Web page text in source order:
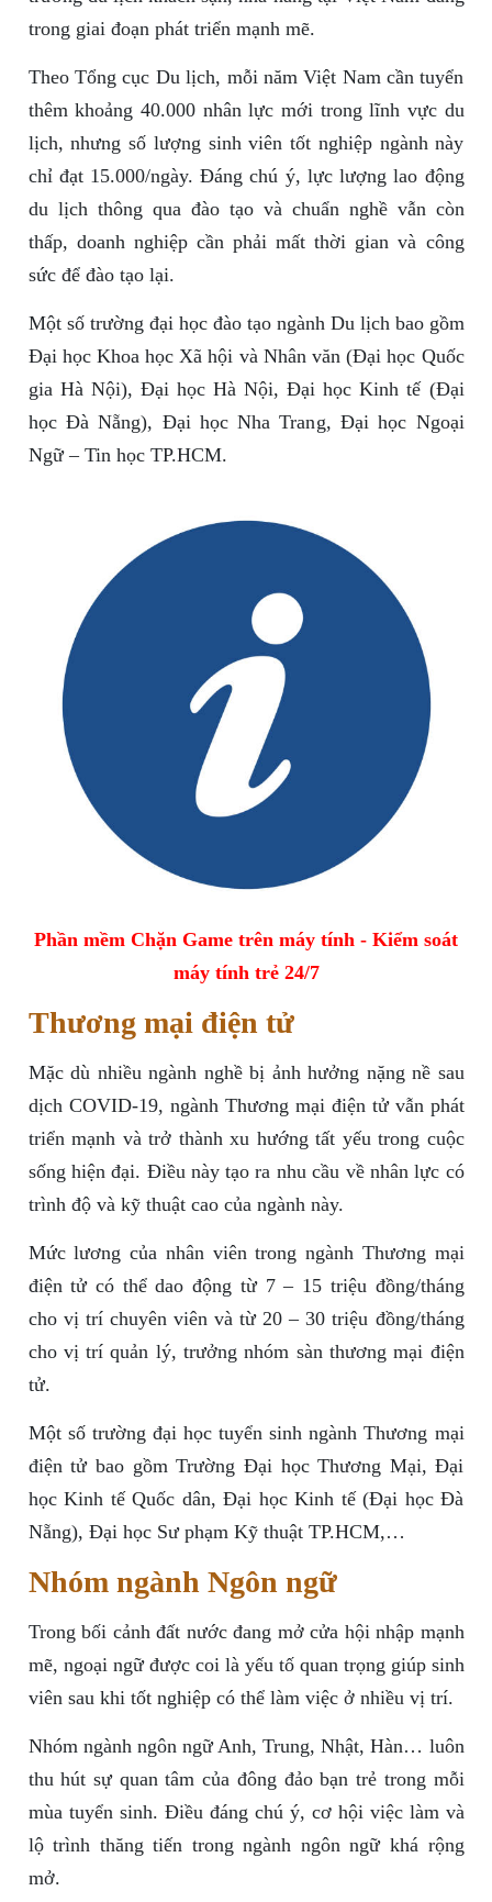
trong giai đoạn phát triển mạnh mẽ.
Theo Tổng cục Du lịch, mỗi năm Việt Nam cần tuyển
thêm khoảng 40.000 nhân lực mới trong lĩnh vực du
lịch, nhưng số lượng sinh viên tốt nghiệp ngành này
chỉ đạt 15.000/ngày. Đáng chú ý, lực lượng lao động
du lịch thông qua đào tạo và chuẩn nghề vẫn còn
thấp, doanh nghiệp cần phải mất thời gian và công
sức để đào tạo lại.
Một số trường đại học đào tạo ngành Du lịch bao gồm
Đại học Khoa học Xã hội và Nhân văn (Đại học Quốc
gia Hà Nội), Đại học Hà Nội, Đại học Kinh tế (Đại
học Đà Nẵng), Đại học Nha Trang, Đại học Ngoại
Ngữ – Tin học TP.HCM.
Phần mềm Chặn Game trên máy tính - Kiểm soát
máy tính trẻ 24/7
Thương mại điện tử
Mặc dù nhiều ngành nghề bị ảnh hưởng nặng nề sau
dịch COVID-19, ngành Thương mại điện tử vẫn phát
triển mạnh và trở thành xu hướng tất yếu trong cuộc
sống hiện đại. Điều này tạo ra nhu cầu về nhân lực có
trình độ và kỹ thuật cao của ngành này.
Mức lương của nhân viên trong ngành Thương mại
điện tử có thể dao động từ 7 – 15 triệu đồng/tháng
cho vị trí chuyên viên và từ 20 – 30 triệu đồng/tháng
cho vị trí quản lý, trưởng nhóm sàn thương mại điện
tử.
Một số trường đại học tuyển sinh ngành Thương mại
điện tử bao gồm Trường Đại học Thương Mại, Đại
học Kinh tế Quốc dân, Đại học Kinh tế (Đại học Đà
Nẵng), Đại học Sư phạm Kỹ thuật TP.HCM,…
Nhóm ngành Ngôn ngữ
Trong bối cảnh đất nước đang mở cửa hội nhập mạnh
mẽ, ngoại ngữ được coi là yếu tố quan trọng giúp sinh
viên sau khi tốt nghiệp có thể làm việc ở nhiều vị trí.
Nhóm ngành ngôn ngữ Anh, Trung, Nhật, Hàn… luôn
thu hút sự quan tâm của đông đảo bạn trẻ trong mỗi
mùa tuyển sinh. Điều đáng chú ý, cơ hội việc làm và
lộ trình thăng tiến trong ngành ngôn ngữ khá rộng
mở.